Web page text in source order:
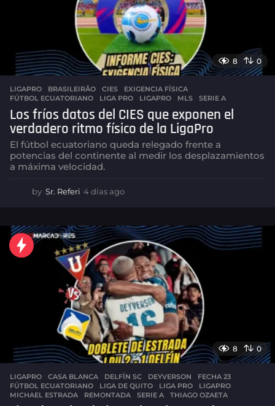
8 0
LIGAPRO BRASILEIRÃO ,CIES ,EXIGENCIA FÍSICA
FÚTBOL ECUATORIANO
,LIGA PRO ,LIGAPRO ,MLS ,SERIE A
Los fríos datos del CIES que exponen el
verdadero ritmo físico de la LigaPro
El fútbol ecuatoriano queda relegado frente a
potencias del continente al medir los desplazamientos
a máxima velocidad.
by Sr. Referi 4 días ago
a
s
g
o
8 0
LIGAPRO CASA BLANCA ,DELFÍN SC ,DEYVERSON ,FECHA 23
FÚTBOL ECUATORIANO
,LIGA DE QUITO ,LIGA PRO ,LIGAPRO
MICHAEL ESTRADA
,REMONTADA ,SERIE A ,THIAGO OZAETA